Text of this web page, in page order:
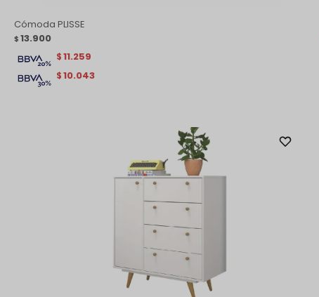
Cómoda PLISSE
$ 13.900
$10.043
$11.259